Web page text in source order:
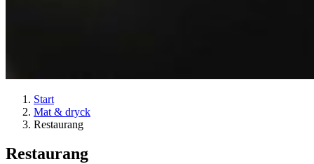
Start
Mat & dryck
Restaurang
Restaurang